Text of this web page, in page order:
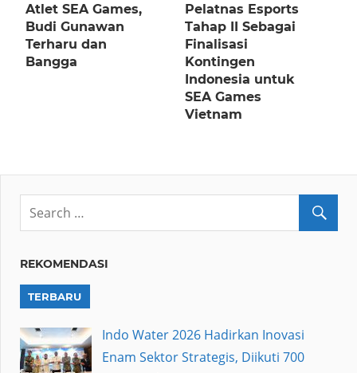
Atlet SEA Games,
Budi Gunawan
Terharu dan
Bangga
Pelatnas Esports
Tahap II Sebagai
Finalisasi
Kontingen
Indonesia untuk
SEA Games
Vietnam
REKOMENDASI
TERBARU
Indo Water 2026 Hadirkan Inovasi
Enam Sektor Strategis, Diikuti 700